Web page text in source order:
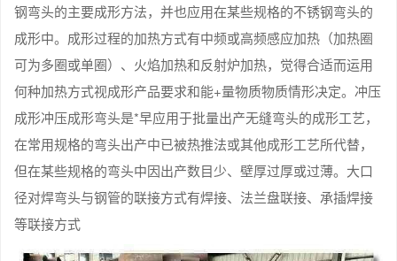
钢弯头的主要成形方法，并也应用在某些规格的不锈钢弯头的
成形中。成形过程的加热方式有中频或高频感应加热（加热圈
可为多圈或单圈）、火焰加热和反射炉加热，觉得合适而运用
何种加热方式视成形产品要求和能+量物质物质情形决定。冲压
成形冲压成形弯头是*早应用于批量出产无缝弯头的成形工艺，
在常用规格的弯头出产中已被热推法或其他成形工艺所代替，
但在某些规格的弯头中因出产数目少、壁厚过厚或过薄。大口
径对焊弯头与钢管的联接方式有焊接、法兰盘联接、承插焊接
等联接方式